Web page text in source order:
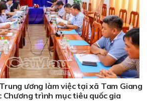
ương làm việc tại xã Tam Giang
Chương trình mục tiêu quốc gia